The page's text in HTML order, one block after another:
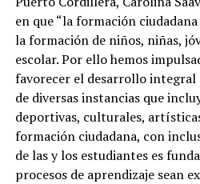
en que “la formación
la formación de niños, niñas,
escolar. Por ello hemos
favorecer el desarrollo integral
de diversas instancias que
deportivas, culturales,
formación ciudadana, con
de las y los estudiantes es
procesos de aprendizaje sean